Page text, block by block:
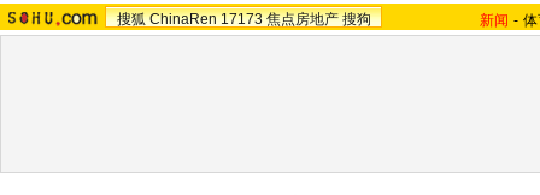
搜狐 ChinaRen 17173 焦点房地产 搜狗 新闻 -